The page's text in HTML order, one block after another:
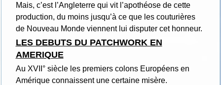
Mais, c’est l’Angleterre qui vit l’apothéose de cette
production, du moins jusqu’à ce que les couturières
de Nouveau Monde viennent lui disputer cet honneur.
LES DEBUTS DU PATCHWORK EN
AMERIQUE
Au XVII° siècle les premiers colons Européens en
Amérique connaissent une certaine misère.